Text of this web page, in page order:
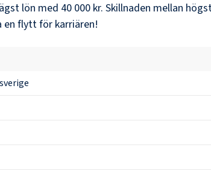
lön med 40 000 kr. Skillnaden mellan
en flytt för karriären!